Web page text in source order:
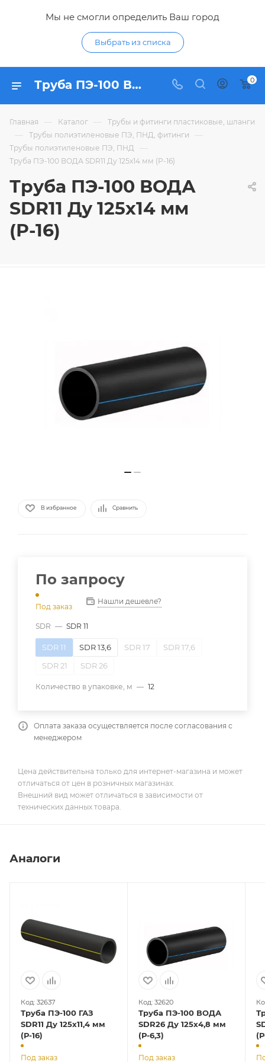
Мы не смогли определить Ваш город
Выбрать из списка
Труба ПЭ-100 ВОДА SDR11 Ду 125х14 мм (Р-16) - купить по цене в интернет-магазине Гидропромтехника с доставкой в Курске 0
Главная — Каталог — Трубы и фитинги пластиковые, шланги
— Трубы полиэтиленовые ПЭ, ПНД, фитинги —
Трубы полиэтиленовые ПЭ, ПНД —
Труба ПЭ-100 ВОДА SDR11 Ду 125х14 мм (Р-16)
Труба ПЭ-100 ВОДА
SDR11 Ду 125х14 мм
(Р-16)
В избранное Сравнить
По запросу
Под заказ
Нашли дешевле?
SDR — SDR 11
SDR 11 SDR 13,6 SDR 17
SDR 17,6
SDR 21
SDR 26
Количество в упаковке, м — 12
Оплата заказа осуществляется после согласования с
менеджером
Цена действительна только для интернет-магазина и может
отличаться от цен в розничных магазинах.
Внешний вид может отличаться в зависимости от
технических данных товара.
Аналоги
Код: 32637
Труба ПЭ-100 ГАЗ
SDR11 Ду 125х11,4 мм
(Р-16)
Под заказ
Код: 32620
Труба ПЭ-100 ВОДА
SDR26 Ду 125х4,8 мм
(Р-6,3)
Под заказ